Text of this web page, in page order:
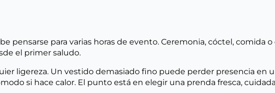
pensarse para varias horas de evento. Ceremonia, cóctel, comida o
el primer saludo.
ligereza. Un vestido demasiado fino puede perder presencia en
si hace calor. El punto está en elegir una prenda fresca,